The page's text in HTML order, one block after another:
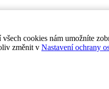
cookies nám umožníte
změnit v Nastavení ochrany